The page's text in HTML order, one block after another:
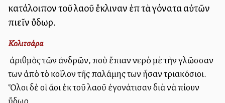
κατάλοιπον τοῦ λαοῦ ἔκλιναν ἐπὶ τὰ γόνατα αὐτῶν
πιεῖν ὕδωρ.
Κολιτσάρα
Ὁ ἀριθμὸς τῶν ἀνδρῶν, ποὺ ἔπιαν νερὸ μὲ τὴν γλῶσσαν
των ἀπὸ τὸ κοῖλον τῆς παλάμης των ἦσαν τριακόσιοι.
Ὅλοι δὲ οἱ ἄλλοι ἐκ τοῦ λαοῦ ἐγονάτισαν διὰ νὰ πίουν